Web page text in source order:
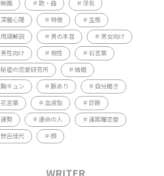
映画 歌・曲 浮気
深層心理 特徴 生態
用語解説 男の本音 男女向け
男性向け 相性 石言葉
秘密の恋愛研究所 結婚
胸キュン 脈あり 自分磨き
花言葉 血液型 診断
運勢 運命の人 遠距離恋愛
野呂佳代 顔